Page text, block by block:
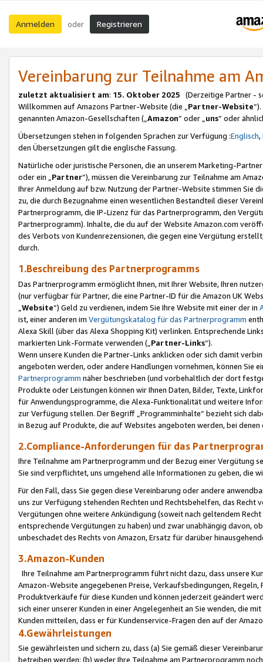
Anmelden oder Registrieren
Vereinbarung zur Teilnahme am
zuletzt aktualisiert am: 15. Oktober 2025 (Derzeitige Partner -
Willkommen auf Amazons Partner-Website (die „Partner-Website
genannten Amazon-Gesellschaften („Amazon“ oder „uns“ oder
Übersetzungen stehen in folgenden Sprachen zur Verfügung :Englisch,
den Übersetzungen gilt die englische Fassung.
Natürliche oder juristische Personen, die an unserem Marketing-
oder ein „Partner“), müssen die Vereinbarung zur Teilnahme am
Ihrer Anmeldung auf bzw. Nutzung der Partner-Website stimmen Sie
zu, die durch Bezugnahme einen wesentlichen Bestandteil dieser
Partnerprogramm, die IP-Lizenz für das Partnerprogramm, den
Partnerprogramm). Inhalte, die du auf der Website Amazon.com
des Verbots von Kundenrezensionen, die gegen eine Vergütung
durch.
1.Beschreibung des Partnerprogramms
Das Partnerprogramm ermöglicht Ihnen, mit Ihrer Website, Ihren
(nur verfügbar für Partner, die eine Partner-ID für die Amazon UK
Website“) Geld zu verdienen, indem Sie Ihre Website mit einer der in
ist, einer anderen im Vergütungskatalog für das Partnerprogramm
Alexa Skill (über das Alexa Shopping Kit) verlinken. Entsprechende
markierten Link-Formate verwenden („ Partner-Links“).
Wenn unsere Kunden die Partner-Links anklicken oder sich damit
angeboten werden, oder andere Handlungen vornehmen, können Sie
Partnerprogramm näher beschrieben (und vorbehaltlich der dort
Produkte oder Leistungen können wir Ihnen Daten, Bilder, Texte,
für Anwendungsprogramme, die Alexa-Funktionalität und weitere
zur Verfügung stellen. Der Begriff „Programminhalte“ bezieht sich
in Bezug auf Produkte, die auf Websites angeboten werden, bei
2.Compliance-Anforderungen für das
Ihre Teilnahme am Partnerprogramm und der Bezug einer Vergütung
Sie sind verpflichtet, uns umgehend alle Informationen zu geben, die
Für den Fall, dass Sie gegen diese Vereinbarung oder andere
uns zur Verfügung stehenden Rechten und Rechtsbehelfen, das
Vergütungen ohne weitere Ankündigung (soweit nach geltendem
entsprechende Vergütungen zu haben) und zwar unabhängig davon,
unbeschadet des Rechts von Amazon, Ersatz für darüber
3.Amazon-Kunden
Ihre Teilnahme am Partnerprogramm führt nicht dazu, dass unsere
Amazon-Website angegebenen Preise, Verkaufsbedingungen,
Produktverkäufe für diese Kunden und können jederzeit geändert
sich einer unserer Kunden in einer Angelegenheit an Sie wenden, die
Kunden mitteilen, dass er für Kundenservice-Fragen den auf der
4.Gewährleistungen
Sie gewährleisten und sichern zu, dass (a) Sie gemäß dieser
betreiben werden; (b) weder Ihre Teilnahme am Partnerprogramm